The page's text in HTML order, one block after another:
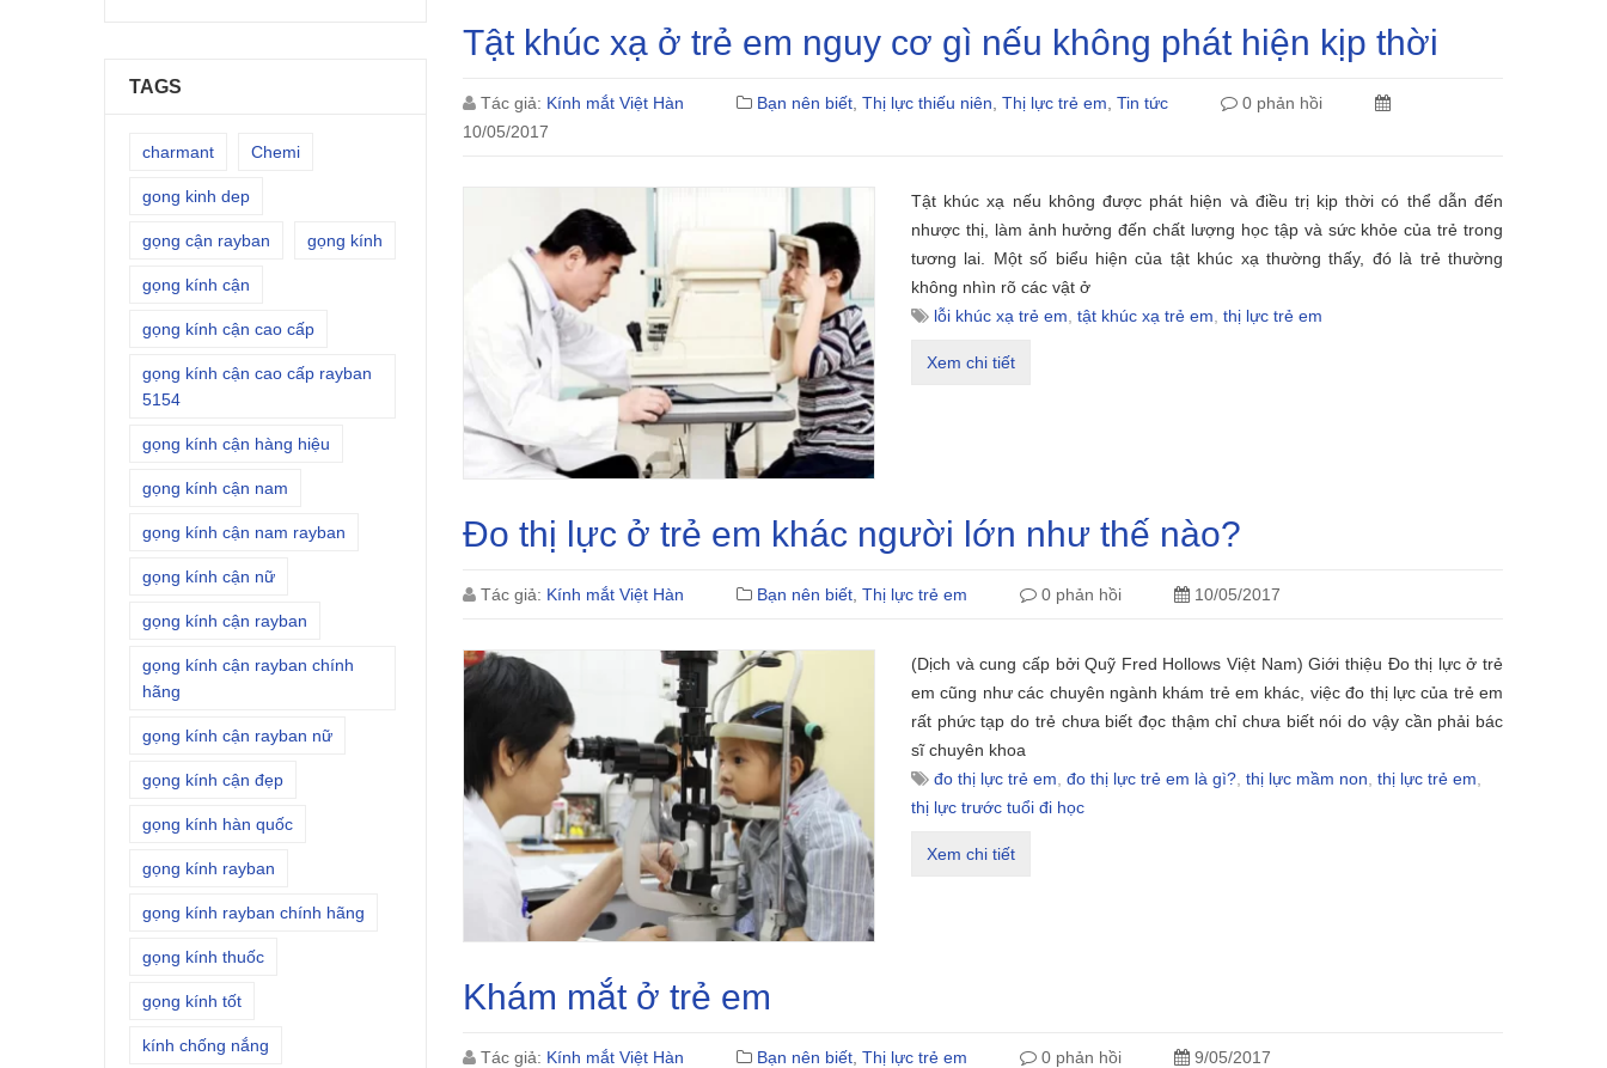
Tật khúc xạ ở trẻ em nguy cơ gì nếu không phát hiện kịp thời
Tác giả: Kính mắt Việt Hàn Bạn nên biết Thị lực thiếu niên Thị lực trẻ em Tin tức
0 phản hồi
10/05/2017
Tật khúc xạ nếu không được phát hiện và điều trị kịp thời có thể dẫn đến
nhược thị, làm ảnh hưởng đến chất lượng học tập và sức khỏe của trẻ trong
tương lai. Một số biểu hiện của tật khúc xạ thường thấy, đó là trẻ thường
không nhìn rõ các vật ở
lỗi khúc xạ trẻ em tật khúc xạ trẻ em thị lực trẻ em
Xem chi tiết
Đo thị lực ở trẻ em khác người lớn như thế nào?
Tác giả: Kính mắt Việt Hàn Bạn nên biết Thị lực trẻ em 0 phản hồi 10/05/2017
(Dịch và cung cấp bởi Quỹ Fred Hollows Việt Nam) Giới thiệu Đo thị lực ở trẻ
em cũng như các chuyên ngành khám trẻ em khác, việc đo thị lực của trẻ em
rất phức tạp do trẻ chưa biết đọc thậm chỉ chưa biết nói do vậy cần phải bác
sĩ chuyên khoa
đo thị lực trẻ em đo thị lực trẻ em là gì? thị lực mầm non thị lực trẻ em
thị lực trước tuổi đi học
Xem chi tiết
Khám mắt ở trẻ em
Tác giả: Kính mắt Việt Hàn Bạn nên biết Thị lực trẻ em 0 phản hồi 9/05/2017
TAGS
charmant Chemi
gong kinh dep
gọng cận rayban gọng kính
gọng kính cận
gọng kính cận cao cấp
gọng kính cận cao cấp rayban
5154
gọng kính cận hàng hiệu
gọng kính cận nam
gọng kính cận nam rayban
gọng kính cận nữ
gọng kính cận rayban
gọng kính cận rayban chính
hãng
gọng kính cận rayban nữ
gọng kính cận đẹp
gọng kính hàn quốc
gọng kính rayban
gọng kính rayban chính hãng
gọng kính thuốc
gọng kính tốt
kính chống nắng